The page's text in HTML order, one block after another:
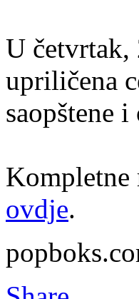
U četvrtak,
upriličena
saopštene
Kompletne
ovdje.